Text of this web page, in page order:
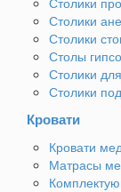
Столики
Столики
Столы
Столики
Столики
Кровати
Кровати
Матрасы